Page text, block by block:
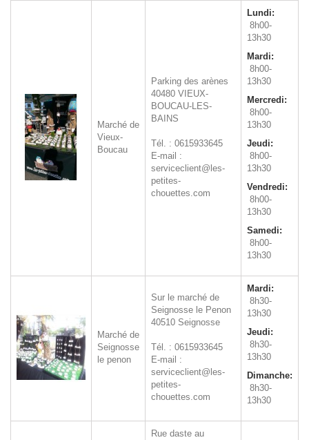
Marché de
Vieux-
Boucau
Parking des arènes
40480 VIEUX-
BOUCAU-LES-
BAINS
Tél. : 0615933645
E-mail :
serviceclient@les-
petites-
chouettes.com
Lundi:
8h00-
13h30
Mardi:
8h00-
13h30
Mercredi:
8h00-
13h30
Jeudi:
8h00-
13h30
Vendredi:
8h00-
13h30
Samedi:
8h00-
13h30
Marché de
Seignosse
le penon
Sur le marché de
Seignosse le Penon
40510 Seignosse
Tél. : 0615933645
E-mail :
serviceclient@les-
petites-
chouettes.com
Mardi:
8h30-
13h30
Jeudi:
8h30-
13h30
Dimanche:
8h30-
13h30
Rue daste au